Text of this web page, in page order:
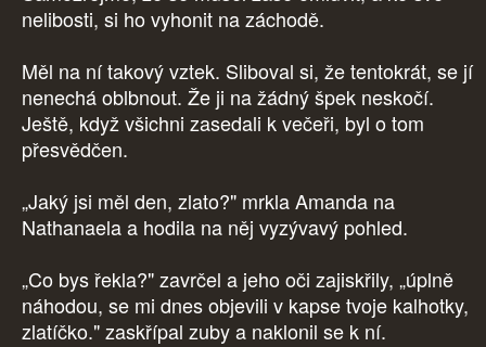
nelibosti, si ho vyhonit na záchodě.
Měl na ní takový vztek. Sliboval si, že tentokrát, se jí
nenechá oblbnout. Že ji na žádný špek neskočí.
Ještě, když všichni zasedali k večeři, byl o tom
přesvědčen.
„Jaký jsi měl den, zlato?" mrkla Amanda na
Nathanaela a hodila na něj vyzývavý pohled.
„Co bys řekla?" zavrčel a jeho oči zajiskřily, „úplně
náhodou, se mi dnes objevili v kapse tvoje kalhotky,
zlatíčko." zaskřípal zuby a naklonil se k ní.